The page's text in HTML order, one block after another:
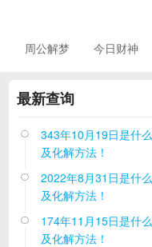
周公解梦 今日财神
最新查询

343年10月19日是什
及化解方法！

2022年8月31日是什
及化解方法！

174年11月15日是什
及化解方法！